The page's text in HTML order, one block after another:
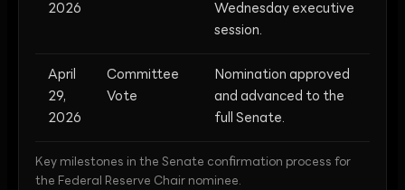
2026
Wednesday executive
session.
April
29,
2026
Committee
Vote
Nomination approved
and advanced to the
full Senate.
Key milestones in the Senate confirmation process for
the Federal Reserve Chair nominee.